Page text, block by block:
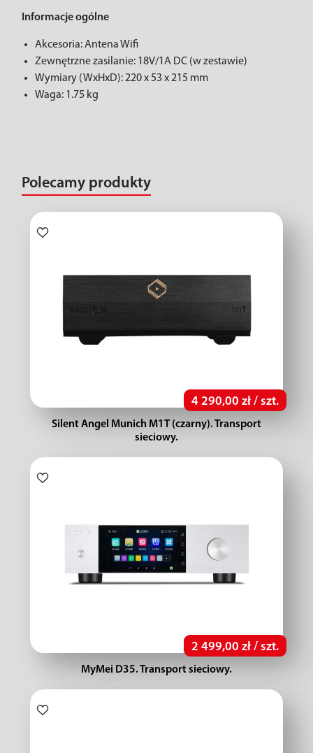
Informacje ogólne
Akcesoria: Antena Wifi
Zewnętrzne zasilanie: 18V/1A DC (w zestawie)
Wymiary (WxHxD): 220 x 53 x 215 mm
Waga: 1.75 kg
Polecamy produkty
4 290,00 zł / szt.
Silent Angel Munich M1T (czarny). Transport
sieciowy.
2 499,00 zł / szt.
MyMei D35. Transport sieciowy.